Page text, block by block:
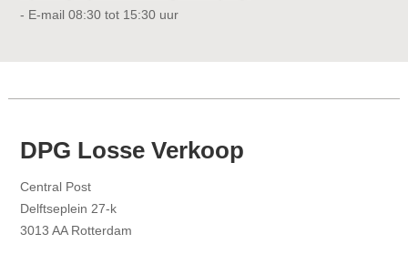
- E-mail 08:30 tot 15:30 uur
DPG Losse Verkoop
Central Post
Delftseplein 27-k
3013 AA Rotterdam